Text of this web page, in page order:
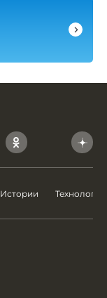
Истории Технологии